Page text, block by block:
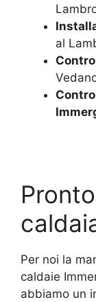
al
Per noi la
caldaie
abbiamo un